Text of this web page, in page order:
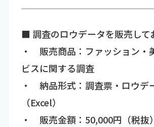
■ 調査のロウデータを販売して
・ 販売商品：ファッション・
ビスに関する調査
・ 納品形式：調査票・ロウデ
（Excel）
・ 販売金額：50,000円（税抜）